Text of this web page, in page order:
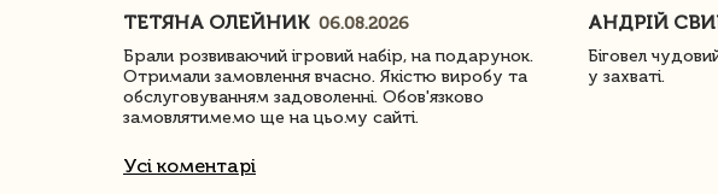
ТЕТЯНА ОЛЕЙНИК 06.08.2026
Брали розвиваючий ігровий набір, на подарунок.
Отримали замовлення вчасно. Якістю виробу та
обслуговуванням задоволенні. Обов'язково
замовлятимемо ще на цьому сайті.
АНДРІЙ
Біговел
у захваті.
Усі коментарі